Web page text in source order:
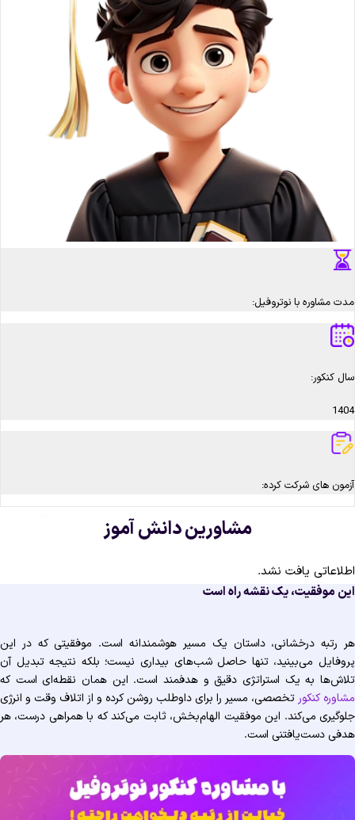
مدت مشاوره با نوتروفیل:
سال کنکور:
1404
آزمون های شرکت کرده:
مشاورین دانش آموز
اطلاعاتی یافت نشد.
این موفقیت، یک نقشه راه است
هر رتبه درخشانی، داستان یک مسیر هوشمندانه است. موفقیتی که در این
پروفایل می‌بینید، تنها حاصل شب‌های بیداری نیست؛ بلکه نتیجه تبدیل آن
تلاش‌ها به یک استراتژی دقیق و هدفمند است. این همان نقطه‌ای است که
مشاوره کنکور تخصصی، مسیر را برای داوطلب روشن کرده و از اتلاف وقت و انرژی
جلوگیری می‌کند. این موفقیت الهام‌بخش، ثابت می‌کند که با همراهی درست، هر
هدفی دست‌یافتنی است.